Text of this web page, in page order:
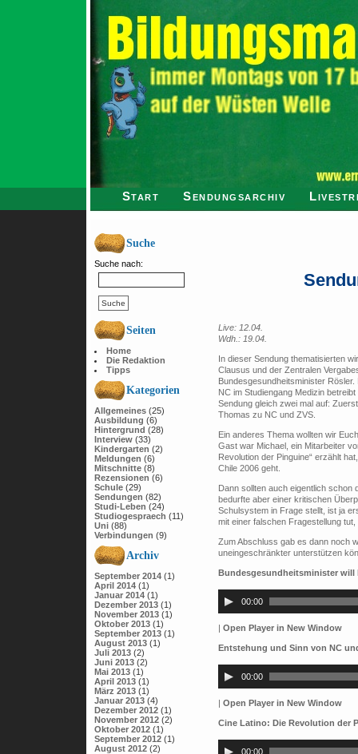
Start Sendungsarchiv
Suche
Suche nach:
Seiten
Home
Die Redaktion
Tipps
Kategorien
Allgemeines(25)
Ausbildung (6)
Hintergrund (28)
Interview(33)
Kindergarten (2)
Meldungen (6)
Mitschnitte(8)
Rezensionen (6)
Schule(29)
Sendungen (82)
Studi-Leben (24)
Studiogespraech (11)
Uni(88)
Verbindungen (9)
Archiv
September 2014(1)
April 2014(1)
Januar 2014(1)
Dezember 2013(1)
November 2013(1)
Oktober 2013(1)
September 2013(1)
August 2013(1)
Juli 2013(2)
Juni 2013(2)
Mai 2013(1)
April 2013(1)
März 2013(1)
Januar 2013(4)
Dezember 2012(1)
November 2012(2)
Oktober 2012(1)
September 2012(1)
August 2012(2)
Live: 12.04.
Wdh.: 19.04.
In dieser Sendung thematisierten
Clausus und der Zentralen
Bundesgesundheitsminister
NC im Studiengang Medizin
Sendung gleich zwei mal auf:
Thomas zu NC und ZVS.
Ein anderes Thema wollten wir
Gast war Michael, ein Mitarbeiter
Revolution der Pinguine“ erzählt
Chile 2006 geht.
Dann sollten auch eigentlich schon
bedurfte aber einer kritischen
Schulsystem in Frage stellt, ist ja
mit einer falschen Fragestellung
Zum Abschluss gab es dann noch
uneingeschränkter unterstützen
Bundesgesundheitsminister will
00:00
| Open Player in New Window
Entstehung und Sinn von NC
00:00
| Open Player in New Window
Cine Latino: Die Revolution der
00:00